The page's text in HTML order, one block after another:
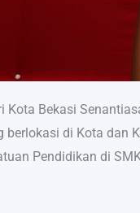
Kota Bekasi
berlokasi di Kota
Pendidikan di